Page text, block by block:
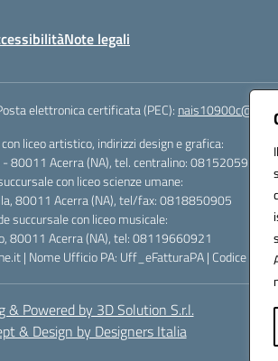
Note legali
elettronica certificata (PEC):
liceo artistico, indirizzi design e grafica:
80011 Acerra (NA), tel. centralino: 0815205935
con liceo scienze umane:
80011 Acerra (NA), tel/fax: 0818850905
succursale con liceo musicale:
80011 Acerra (NA), tel: 08119660921
| Nome Ufficio PA: Uff_eFatturaPA | Codice
& Powered by 3D Solution S.r.l.
& Design by Designers Italia